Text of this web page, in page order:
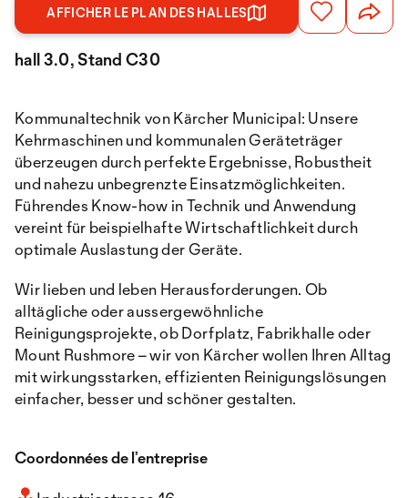
AFFICHER LE PLAN DES HALLES
hall 3.0, Stand C30
Kommunaltechnik von Kärcher Municipal: Unsere
Kehrmaschinen und kommunalen Geräteträger
überzeugen durch perfekte Ergebnisse, Robustheit
und nahezu unbegrenzte Einsatzmöglichkeiten.
Führendes Know-how in Technik und Anwendung
vereint für beispielhafte Wirtschaftlichkeit durch
optimale Auslastung der Geräte.
Wir lieben und leben Herausforderungen. Ob
alltägliche oder aussergewöhnliche
Reinigungsprojekte, ob Dorfplatz, Fabrikhalle oder
Mount Rushmore – wir von Kärcher wollen Ihren Alltag
mit wirkungsstarken, effizienten Reinigungslösungen
einfacher, besser und schöner gestalten.
Coordonnées de l’entreprise